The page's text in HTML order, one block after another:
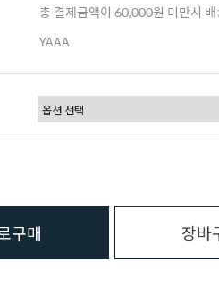
총 결제금액이 60,000원 미만시
YAAA
구매 장바